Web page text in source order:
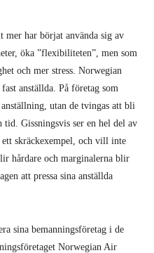
mer har börjat använda sig av
öka ”flexibiliteten”, men som
och mer stress. Norwegian
anställda. På företag som
utan de tvingas att bli
Gissningsvis ser en hel del av
skräckexempel, och vill inte
hårdare och marginalerna blir
att pressa sina anställda
sina bemanningsföretag i de
Norwegian Air